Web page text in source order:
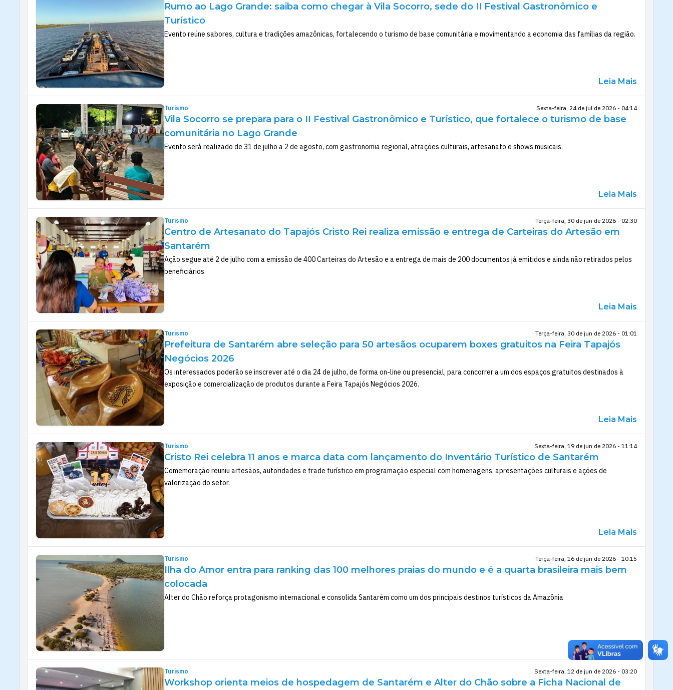
Rumo ao Lago Grande: saiba como chegar à Vila Socorro, sede do II Festival Gastronômico e
Turístico
Evento reúne sabores, cultura e tradições amazônicas, fortalecendo o turismo de base comunitária e movimentando a economia das famílias da região.
Leia Mais
Turismo Sexta-feira, 24 de jul de 2026 - 04:14
Vila Socorro se prepara para o II Festival Gastronômico e Turístico, que fortalece o turismo de base
comunitária no Lago Grande
Evento será realizado de 31 de julho a 2 de agosto, com gastronomia regional, atrações culturais, artesanato e shows musicais.
Leia Mais
Turismo Terça-feira, 30 de jun de 2026 - 02:30
Centro de Artesanato do Tapajós Cristo Rei realiza emissão e entrega de Carteiras do Artesão em
Santarém
Ação segue até 2 de julho com a emissão de 400 Carteiras do Artesão e a entrega de mais de 200 documentos já emitidos e ainda não retirados pelos
beneficiários.
Leia Mais
Turismo Terça-feira, 30 de jun de 2026 - 01:01
Prefeitura de Santarém abre seleção para 50 artesãos ocuparem boxes gratuitos na Feira Tapajós
Negócios 2026
Os interessados poderão se inscrever até o dia 24 de julho, de forma on-line ou presencial, para concorrer a um dos espaços gratuitos destinados à
exposição e comercialização de produtos durante a Feira Tapajós Negócios 2026.
Leia Mais
Turismo Sexta-feira, 19 de jun de 2026 - 11:14
Cristo Rei celebra 11 anos e marca data com lançamento do Inventário Turístico de Santarém
Comemoração reuniu artesãos, autoridades e trade turístico em programação especial com homenagens, apresentações culturais e ações de
valorização do setor.
Leia Mais
Turismo Terça-feira, 16 de jun de 2026 - 10:15
Ilha do Amor entra para ranking das 100 melhores praias do mundo e é a quarta brasileira mais bem
colocada
Alter do Chão reforça protagonismo internacional e consolida Santarém como um dos principais destinos turísticos da Amazônia
Leia Mais
Turismo Sexta-feira, 12 de jun de 2026 - 03:20
Workshop orienta meios de hospedagem de Santarém e Alter do Chão sobre a Ficha Nacional de